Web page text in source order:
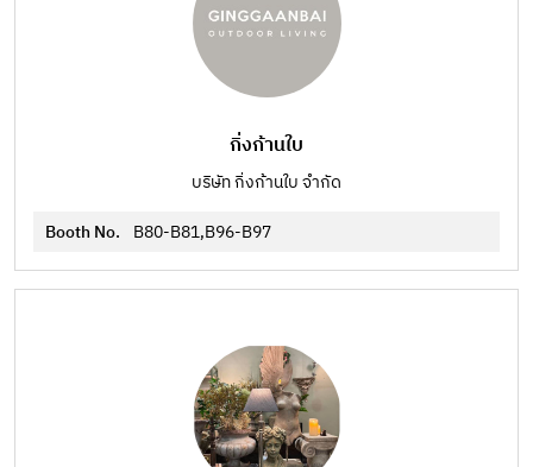
กิ่งก้านใบ
บริษัท กิ่งก้านใบ จำกัด
Booth No. B80-B81,B96-B97